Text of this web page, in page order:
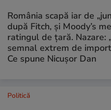
România scapă iar de
după Fitch, și Moody’s
ratingul de țară. Nazare:
semnal extrem de
Ce spune Nicușor Dan
Politică